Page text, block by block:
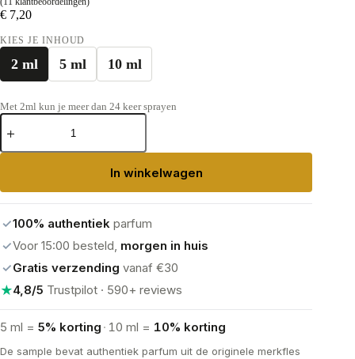
€ 7,20
KIES JE INHOUD
2 ml 5 ml 10 ml
Met 2ml kun je meer dan 24 keer sprayen
Diptyque
Eau
Sens
In winkelwagen
✓100% authentiek parfum
✓Voor 15:00 besteld, morgen in huis
✓Gratis verzending vanaf €30
★4,8/5 Trustpilot · 590+ reviews
5 ml = 5% korting · 10 ml = 10% korting
De sample bevat authentiek parfum uit de originele merkfles